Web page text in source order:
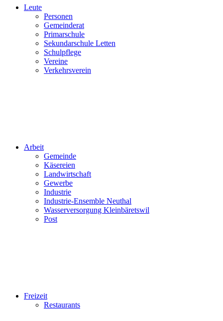
Leute
Personen
Gemeinderat
Primarschule
Sekundarschule Letten
Schulpflege
Vereine
Verkehrsverein
Arbeit
Gemeinde
Käsereien
Landwirtschaft
Gewerbe
Industrie
Industrie-Ensemble Neuthal
Wasserversorgung Kleinbäretswil
Post
Freizeit
Restaurants